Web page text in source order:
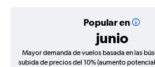
Popular en
junio
Mayor demanda de vuelos basada en las
subida de precios del 10% (aumento